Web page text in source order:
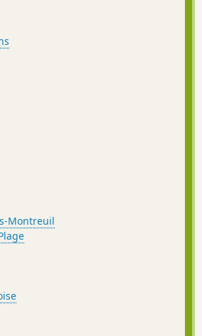
Montreuil